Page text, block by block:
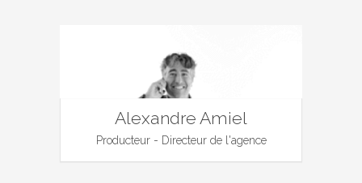
Alexandre Amiel
Producteur - Directeur de l'agence